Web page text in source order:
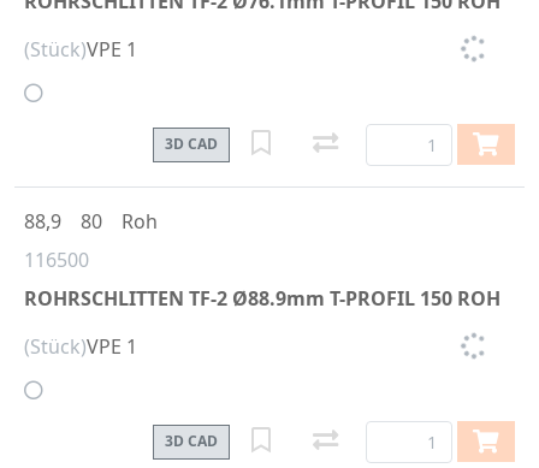
(Stück)VPE 1
3D CAD
116500
ROHRSCHLITTEN TF-2 Ø88.9mm T-PROFIL 150 ROH
88,9 80 Roh
(Stück)VPE 1
3D CAD